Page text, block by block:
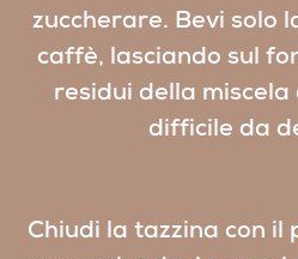
zuccherare. Bevi solo
caffè, lasciando sul
residui della miscela
difficile da
Chiudi la tazzina con